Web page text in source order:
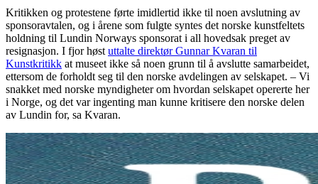
Kritikken og protestene førte imidlertid ikke til noen avslutning av
sponsoravtalen, og i årene som fulgte syntes det norske kunstfeltets
holdning til Lundin Norways sponsorat i all hovedsak preget av
resignasjon. I fjor høstuttalte direktør Gunnar Kvaran til
Kunstkritikk at museet ikke så noen grunn til å avslutte samarbeidet,
ettersom de forholdt seg til den norske avdelingen av selskapet. – Vi
snakket med norske myndigheter om hvordan selskapet opererte her
i Norge, og det var ingenting man kunne kritisere den norske delen
av Lundin for, sa Kvaran.